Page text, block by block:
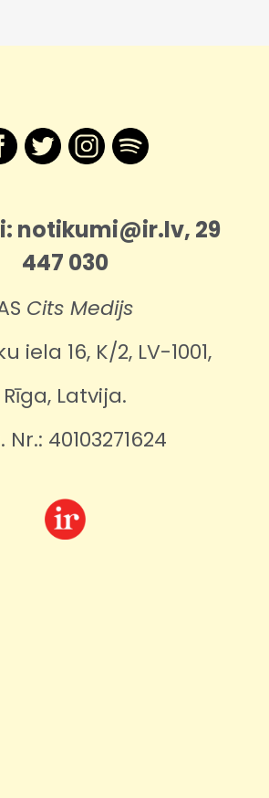
: notikumi@ir.lv, 29
447 030
Cits Medijs
iela 16, K/2, LV-1001,
Rīga, Latvija.
Nr.: 40103271624